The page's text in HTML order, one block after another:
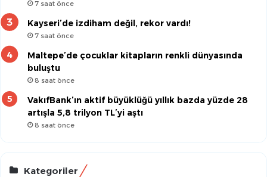
7 saat önce
Kayseri’de izdiham değil, rekor vardı!
7 saat önce
Maltepe’de çocuklar kitapların renkli dünyasında
buluştu
8 saat önce
VakıfBank’ın aktif büyüklüğü yıllık bazda yüzde 28
artışla 5,8 trilyon TL’yi aştı
8 saat önce
Kategoriler